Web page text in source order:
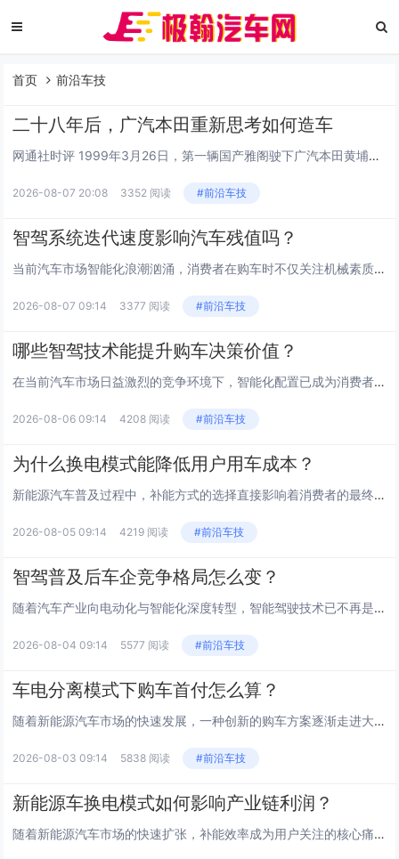
首页 前沿车技
二十八年后，广汽本田重新思考如何造车
网通社时评 1999年3月26日，第一辆国产雅阁驶下广汽本田黄埔工厂生产线。就在同一天，广汽本田第一家“四位一体”特约销售服务店在广州开业，整车销售、售后维修、零部件供应和信息反馈被放进同一家门店里。 二十六年后的2025年3月26日，广...
2026-08-07 20:08 3352 阅读 #前沿车技
智驾系统迭代速度影响汽车残值吗？
当前汽车市场智能化浪潮汹涌，消费者在购车时不仅关注机械素质，更看重电子架构的先进性。智能驾驶技术的更新频率已成为影响二手车定价的关键变量之一。许多车主担心，刚入手的新车因系统快速升级而迅速贬值，这种顾虑在新能源车型中尤为明显。随着算法模型的...
2026-08-07 09:14 3377 阅读 #前沿车技
哪些智驾技术能提升购车决策价值？
在当前汽车市场日益激烈的竞争环境下，智能化配置已成为消费者评估车辆性价比的核心维度之一。许多潜在车主在挑选座驾时，不再仅仅关注动力参数或空间表现，而是将目光投向了能够切实改善驾驶体验的智能辅助系统。真正具备高价值的智驾功能，应当能够在高频使...
2026-08-06 09:14 4208 阅读 #前沿车技
为什么换电模式能降低用户用车成本？
新能源汽车普及过程中，补能方式的选择直接影响着消费者的最终支出。相较于传统的充电模式，车电分离的运营方案为车主提供了更为灵活的经济选择。许多用户在购车初期便发现，选择不包含电池的车辆版本，其落地价格显著低于同配置的整车购买方案，这直接减轻了...
2026-08-05 09:14 4219 阅读 #前沿车技
智驾普及后车企竞争格局怎么变？
随着汽车产业向电动化与智能化深度转型，智能驾驶技术已不再是高端车型的专属配置，而是逐渐成为衡量产品竞争力的核心指标。这一趋势正在深刻重塑汽车行业的竞争逻辑，传统的机械素质壁垒正在被软件算法与数据积累所取代，行业重心从制造驱动转向科技驱动。...
2026-08-04 09:14 5577 阅读 #前沿车技
车电分离模式下购车首付怎么算？
随着新能源汽车市场的快速发展，一种创新的购车方案逐渐走进大众视野，即车辆与电池分开购买的模式。这种方案的核心在于降低消费者的初始购车门槛，让购车变得更加灵活。对于关注资金流动性的用户而言，了解首期付款的具体构成至关重要。通常情况下，整车价格...
2026-08-03 09:14 5838 阅读 #前沿车技
新能源车换电模式如何影响产业链利润？
随着新能源汽车市场的快速扩张，补能效率成为用户关注的核心痛点之一。在此背景下，换电模式作为一种高效的解决方案，正在重塑整个行业的商业逻辑。这种模式不仅仅是技术路径的选择，更是对产业链上下游利益分配格局的一次深刻调整。 对于上游电池制造商而...